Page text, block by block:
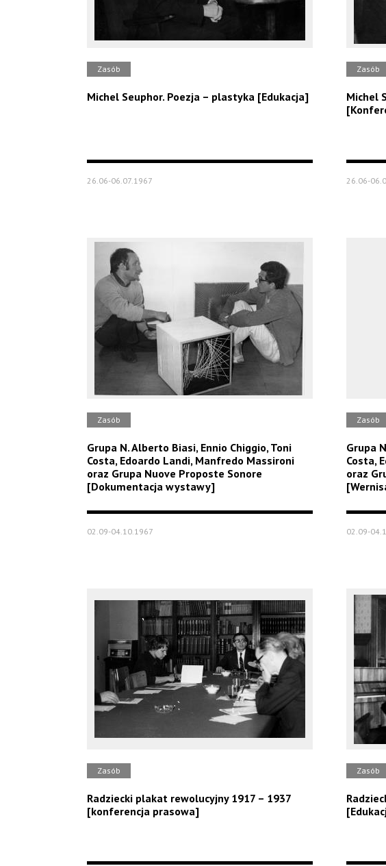
Zasób
Michel Seuphor. Poezja – plastyka [Edukacja]
26.06-06.07.1967
Zasób
Michel
26.06-
Zasób
Grupa N. Alberto Biasi, Ennio Chiggio, Toni
Costa, Edoardo Landi, Manfredo Massironi
oraz Grupa Nuove Proposte Sonore
[Dokumentacja wystawy]
02.09-04.10.1967
Zasób
Grupa
Costa,
oraz
02.09-
Zasób
Radziecki plakat rewolucyjny 1917 – 1937
[konferencja prasowa]
Zasób